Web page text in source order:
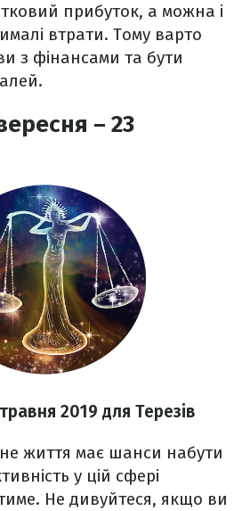
прибуток, а можна і
втрати. Тому варто
з фінансами та бути
– 23
2019 для Терезів
життя має шанси набути
у цій сфері
Не дивуйтеся, якщо ви